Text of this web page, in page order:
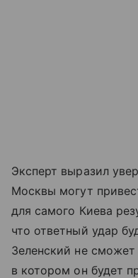
Эксперт выразил
Москвы могут
для самого Киева
что ответный удар
Зеленский не
в котором он будет